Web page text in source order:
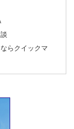
らクイックマ